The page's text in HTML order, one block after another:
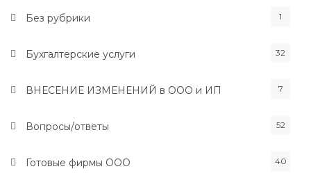
Без рубрики 1
Бухгалтерские услуги 32
ВНЕСЕНИЕ ИЗМЕНЕНИЙ в ООО и ИП 7
Вопросы/ответы 52
Готовые фирмы ООО 40